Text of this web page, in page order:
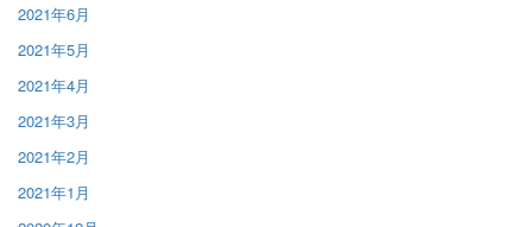
2021年6月
2021年5月
2021年4月
2021年3月
2021年2月
2021年1月